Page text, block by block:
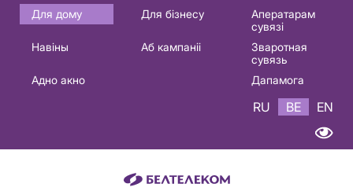
Основная
навигация
Для дому Для бізнесу
Аператарам
сувязі
Навіны
Аб кампаніі
Зваротная
сувязь
Адно акно
Дапамога
RU BE EN